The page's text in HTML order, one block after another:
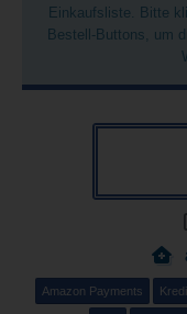
Einkaufsliste. Bitte
Bestell-Buttons, um
Amazon Payments